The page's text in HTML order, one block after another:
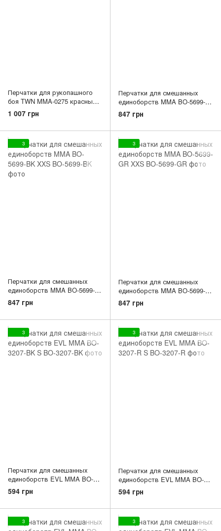
Перчатки для рукопашного
боя TWN MMA-0275 красный
12 ун.
1 007 грн
Перчатки для смешанных
единоборств MMA BO-5699-
OR XXS
847 грн
3
Перчатки для смешанных
единоборств MMA BO-5699-
BK XXS
847 грн
3
Перчатки для смешанных
единоборств MMA BO-5699-
GR XXS
847 грн
3
Перчатки для смешанных
единоборств EVL MMA BO-
3207-BK S
594 грн
3
Перчатки для смешанных
единоборств EVL MMA BO-
3207-R S
594 грн
3 3